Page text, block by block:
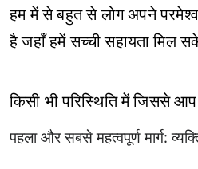
हम में से बहुत से लोग अपने
है जहाँ हमें सच्ची सहायता मिल
किसी भी परिस्थिति में जिससे
पहला और सबसे महत्वपूर्ण मार्ग: